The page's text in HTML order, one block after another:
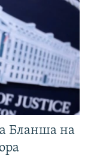
Бланша на